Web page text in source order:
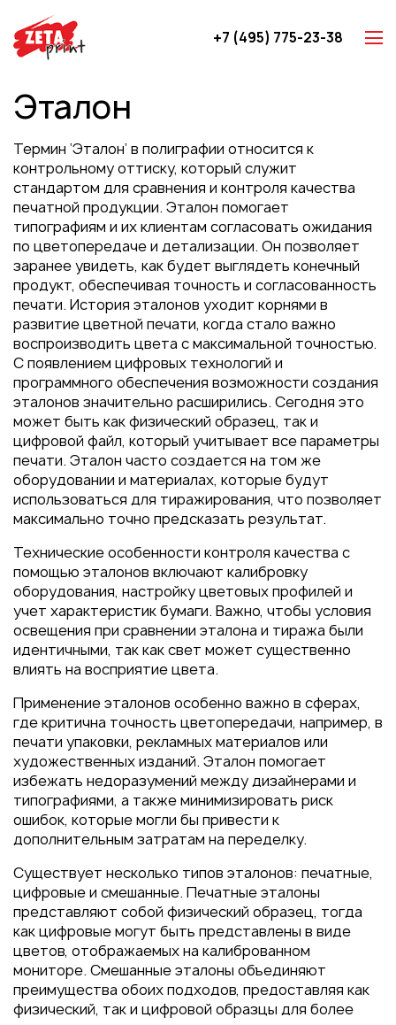
Игральные карты
Каталоги
Листовки
Книги
Папки
Календари
Упаковка
Блокноты с логотипом
Пакеты
Конверты
Журналы
Полиграфия для выставок
под ключ
Полиграфия к выборам 2026
+7 (495) 775-23-38
Эталон
Термин ‘Эталон’ в полиграфии относится к
контрольному оттиску, который служит
стандартом для сравнения и контроля качества
печатной продукции. Эталон помогает
типографиям и их клиентам согласовать ожидания
по цветопередаче и детализации. Он позволяет
заранее увидеть, как будет выглядеть конечный
продукт, обеспечивая точность и согласованность
печати. История эталонов уходит корнями в
развитие цветной печати, когда стало важно
воспроизводить цвета с максимальной точностью.
С появлением цифровых технологий и
программного обеспечения возможности создания
эталонов значительно расширились. Сегодня это
может быть как физический образец, так и
цифровой файл, который учитывает все параметры
печати. Эталон часто создается на том же
оборудовании и материалах, которые будут
использоваться для тиражирования, что позволяет
максимально точно предсказать результат.
Технические особенности контроля качества с
помощью эталонов включают калибровку
оборудования, настройку цветовых профилей и
учет характеристик бумаги. Важно, чтобы условия
освещения при сравнении эталона и тиража были
идентичными, так как свет может существенно
влиять на восприятие цвета.
Применение эталонов особенно важно в сферах,
где критична точность цветопередачи, например, в
печати упаковки, рекламных материалов или
художественных изданий. Эталон помогает
избежать недоразумений между дизайнерами и
типографиями, а также минимизировать риск
ошибок, которые могли бы привести к
дополнительным затратам на переделку.
Существует несколько типов эталонов: печатные,
цифровые и смешанные. Печатные эталоны
представляют собой физический образец, тогда
как цифровые могут быть представлены в виде
цветов, отображаемых на калиброванном
мониторе. Смешанные эталоны объединяют
преимущества обоих подходов, предоставляя как
физический, так и цифровой образцы для более